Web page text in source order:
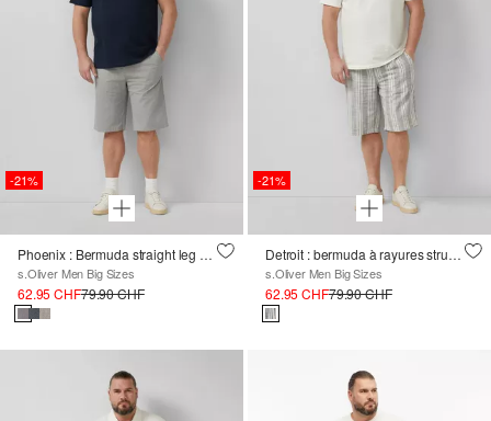
-21%
Phoenix : Bermuda straight leg et structuré
s.Oliver Men Big Sizes
62.95 CHF79.90 CHF
-21%
Detroit : bermuda à rayures structurées et cordon de serrage
s.Oliver Men Big Sizes
62.95 CHF79.90 CHF